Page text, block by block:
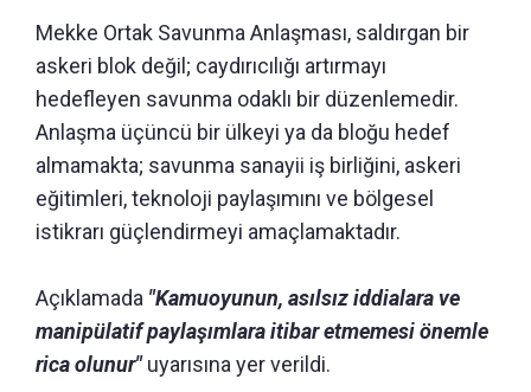
Mekke Ortak Savunma Anlaşması, saldırgan bir
askeri blok değil; caydırıcılığı artırmayı
hedefleyen savunma odaklı bir düzenlemedir.
Anlaşma üçüncü bir ülkeyi ya da bloğu hedef
almamakta; savunma sanayii iş birliğini, askeri
eğitimleri, teknoloji paylaşımını ve bölgesel
istikrarı güçlendirmeyi amaçlamaktadır.
Açıklamada "Kamuoyunun, asılsız iddialara ve
manipülatif paylaşımlara itibar etmemesi önemle
rica olunur"uyarısına yer verildi.